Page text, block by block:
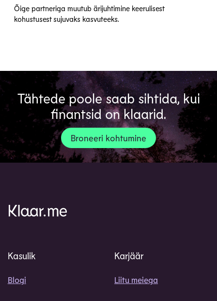
Õige partneriga muutub ärijuhtimine keerulisest
kohustusest sujuvaks kasvuteeks.
Tähtede poole saab sihtida, kui
finantsid on klaarid.
Broneeri kohtumine
Kasulik
Blogi
Karjäär
Liitu meiega